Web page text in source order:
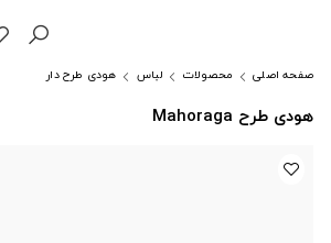
صفحه اصلی محصولات لباس هودی طرح دار
هودی طرح Mahoraga